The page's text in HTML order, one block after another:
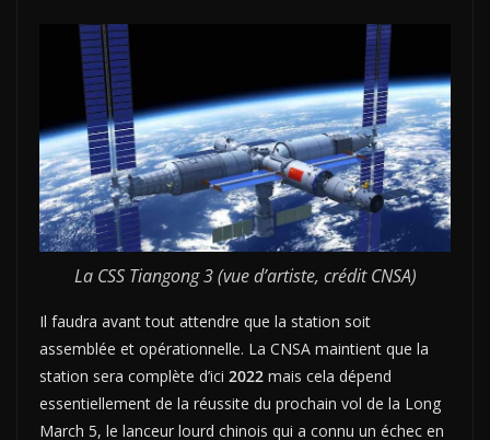
La CSS Tiangong 3 (vue d’artiste, crédit CNSA)
Il faudra avant tout attendre que la station soit
assemblée et opérationnelle. La CNSA maintient que la
station sera complète d’ici 2022 mais cela dépend
essentiellement de la réussite du prochain vol de la Long
March 5, le lanceur lourd chinois qui a connu un échec en